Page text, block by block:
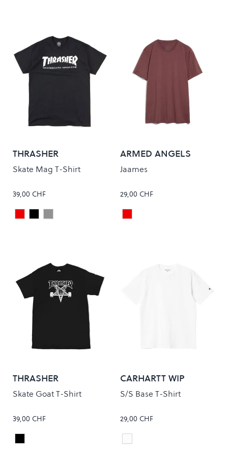
THRASHER
Skate Mag T-Shirt
39,00 CHF
Colour
Maroon
BlackGrey
ARMED ANGELS
Jaames
29,00 CHF
Colour
Sable Red
THRASHER
Skate Goat T-Shirt
39,00 CHF
Colour
Black
CARHARTT WIP
S/S Base T-Shirt
29,00 CHF
Colour
White/Black